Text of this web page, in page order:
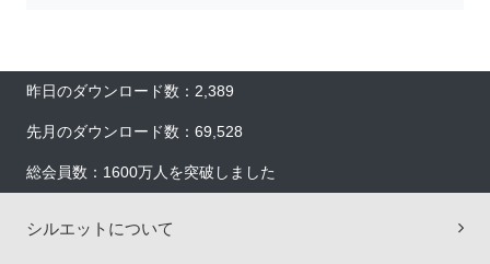
昨日のダウンロード数：2,389
先月のダウンロード数：69,528
総会員数：1600万人を突破しました
シルエットについて